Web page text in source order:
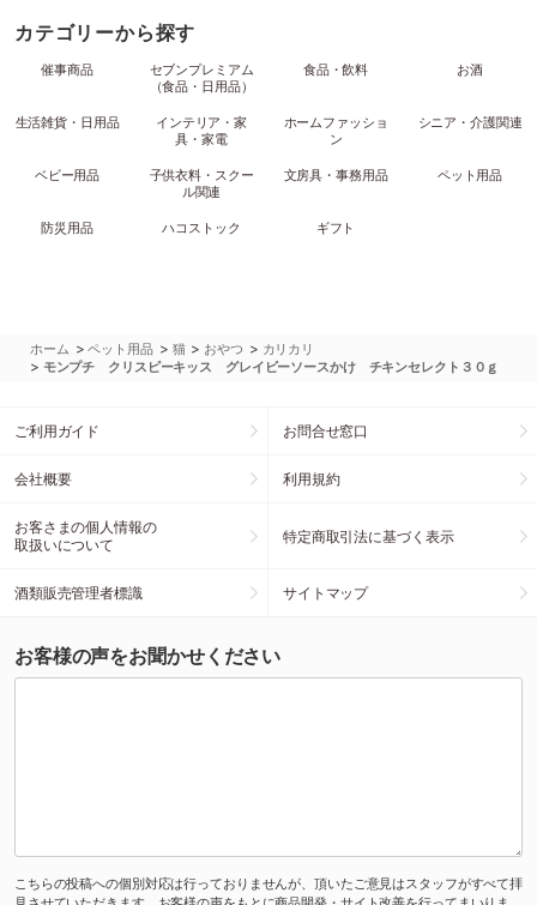
カテゴリーから探す
催事商品
セブンプレミアム
（食品・日用品）
食品・飲料 お酒
生活雑貨・日用品
インテリア・家
具・家電
ホームファッショ
ン
シニア・介護関連
ベビー用品
子供衣料・スクー
ル関連
文房具・事務用品 ペット用品
防災用品 ハコストック ギフト
ホーム >ペット用品 > 猫 > おやつ > カリカリ
> モンプチ クリスピーキッス グレイビーソースかけ チキンセレクト３０ｇ
ご利用ガイド お問合せ窓口
会社概要 利用規約
お客さまの個人情報の
取扱いについて
特定商取引法に基づく表示
酒類販売管理者標識 サイトマップ
お客様の声をお聞かせください
こちらの投稿への個別対応は行っておりませんが、頂いたご意見はスタッフがすべて拝